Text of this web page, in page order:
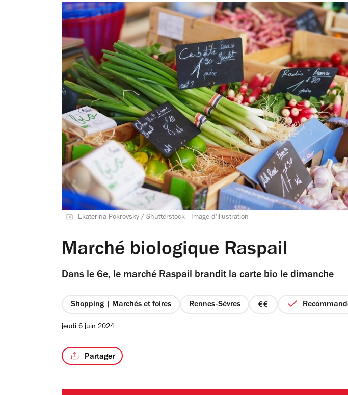
Ekaterina Pokrovsky / Shutterstock - Image d'illustration
Marché biologique Raspail
Dans le 6e, le marché Raspail brandit la carte bio le dimanche
Shopping | Marchés et foires Rennes-Sèvres
prix
jeudi 6 juin 2024
Partager